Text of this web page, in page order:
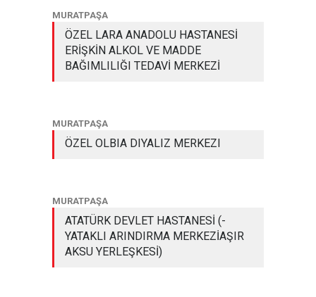
MURATPAŞA
ÖZEL LARA ANADOLU HASTANESİ
ERİŞKİN ALKOL VE MADDE
BAĞIMLILIĞI TEDAVİ MERKEZİ
MURATPAŞA
ÖZEL OLBIA DIYALIZ MERKEZI
MURATPAŞA
ATATÜRK DEVLET HASTANESİ (-
YATAKLI ARINDIRMA MERKEZİAŞIR
AKSU YERLEŞKESİ)